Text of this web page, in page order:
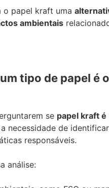
o papel kraft uma
ambientais
tipo de papel é
se papel kraft é
necessidade de
responsáveis.
análise: